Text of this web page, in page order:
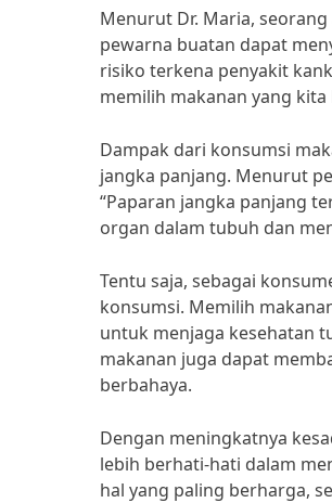
Menurut Dr. Maria,
pewarna buatan dapat
risiko terkena penyakit
memilih makanan yang
Dampak dari konsumsi
jangka panjang. Menurut
“Paparan jangka panjang
organ dalam tubuh dan
Tentu saja, sebagai
konsumsi. Memilih
untuk menjaga kesehatan
makanan juga dapat
berbahaya.
Dengan meningkatnya
lebih berhati-hati dalam
hal yang paling berharga,